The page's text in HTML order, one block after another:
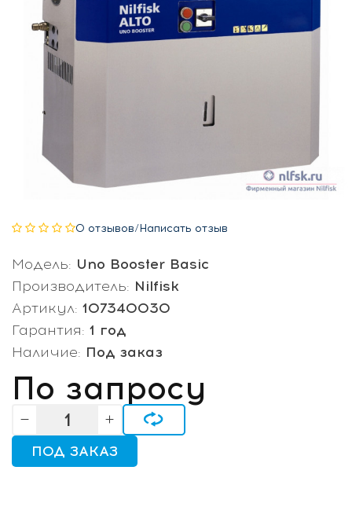
0 отзывов/Написать отзыв
Модель: Uno Booster Basic
Производитель: Nilfisk
Артикул: 107340030
Гарантия: 1 год
Наличие: Под заказ
По запросу
ПОД ЗАКАЗ